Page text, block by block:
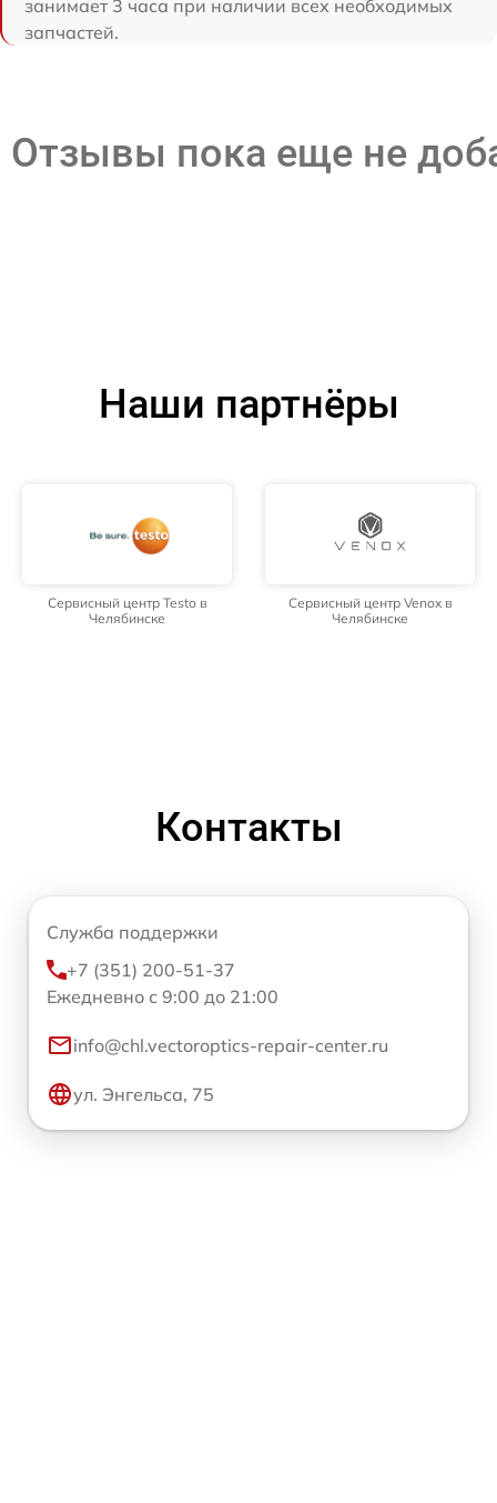
занимает 3 часа при наличии всех необходимых
запчастей.
Отзывы пока еще не
Наши партнёры
Сервисный центр Testo в
Челябинске
Сервисный центр Venox в
Челябинске
Контакты
Служба поддержки
+7 (351) 200-51-37
Ежедневно с 9:00 до 21:00
info@chl.vectoroptics-repair-center.ru
ул. Энгельса, 75